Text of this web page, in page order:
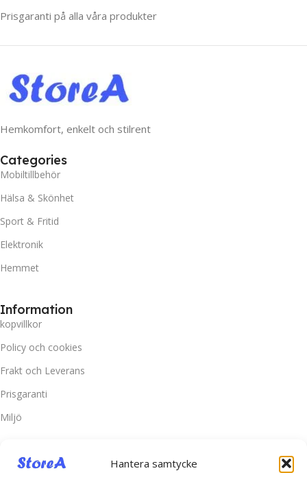
Hantera samtycke
Prisgaranti på alla våra produkter
Hemkomfort, enkelt och stilrent
Categories
Mobiltillbehör
Hälsa & Skönhet
Sport & Fritid
Elektronik
Hemmet
Information
kopvillkor
Policy och cookies
Frakt och Leverans
Prisgaranti
Miljö
Kundtjänst
Kontakta oss